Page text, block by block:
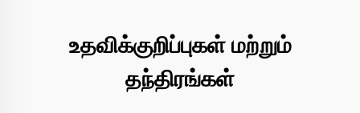
உதவிக்குறிப்புகள் மற்றும்
தந்திரங்கள்